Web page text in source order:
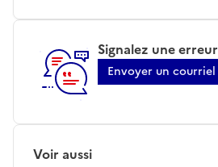
Signalez une erreur
Envoyer un courriel
Voir aussi